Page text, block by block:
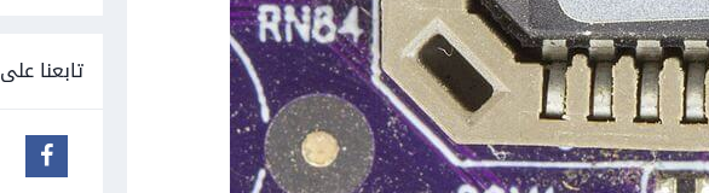
تابعنا على